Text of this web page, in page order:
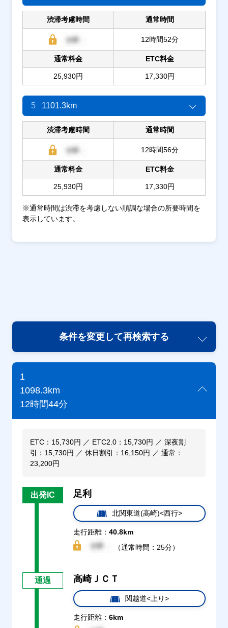
渋滞考慮時間 通常時間
12時間52分
通常料金
25,930円
ETC料金
17,330円
5 1101.3km
渋滞考慮時間 通常時間
12時間56分
通常料金
25,930円
ETC料金
17,330円
※通常時間は渋滞を考慮しない順調な場合の所要時間を
表示しています。
条件を変更して再検索する
1
1098.3km
12時間44分
ETC：15,730円 ／ ETC2.0：15,730円 ／ 深夜割
引：15,730円 ／ 休日割引：16,150円 ／ 通常：
23,200円
出発IC 足利
北関東道(高崎)<西行>
走行距離： 40.8km
（通常時間：25分）
通過 高崎ＪＣＴ
関越道<上り>
走行距離： 6km